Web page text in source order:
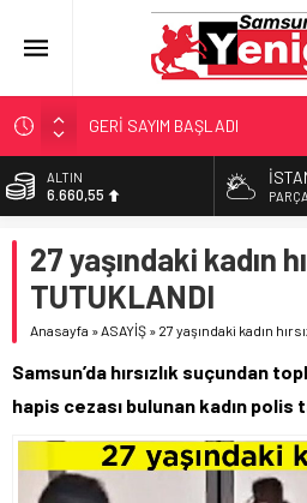
GERİ SAYIM BAŞLADI
SAMSUNSPOR’DA HEDEF
‘BAFRA’YA YATIRIM YAPIN!’
YÖNETİCİ SEÇERKEN
ALTIN
6.660,55
13.779,39
47,7111
55,1881
27 yaşındaki kadın
TUTUKLANDI
Anasayfa »ASAYİŞ » 27 yaşındaki kadın
Samsun’da hırsızlık suçundan
hapis cezası bulunan kadın polis